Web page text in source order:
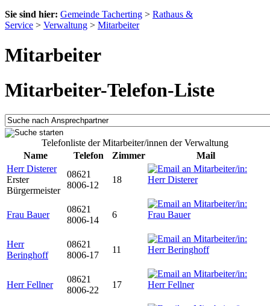
Sie sind hier: Gemeinde Tacherting > Rathaus &
Service > Verwaltung > Mitarbeiter
Mitarbeiter
Mitarbeiter-Telefon-Liste
Telefonliste der Mitarbeiter/innen der Verwaltung
Name
Telefon Zimmer
Mail
Herr Disterer
Erster
Bürgermeister
08621
8006-12
18
Frau Bauer
08621
8006-14
6
Herr
Beringhoff
08621
8006-17
11
Herr Fellner
08621
8006-22
17